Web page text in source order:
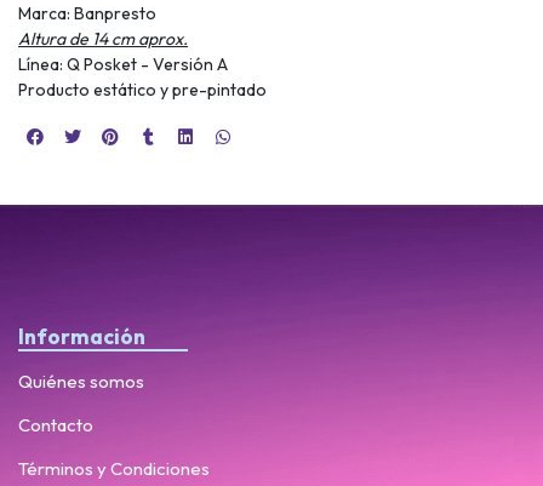
Marca: Banpresto
Altura de 14 cm aprox.
Línea: Q Posket - Versión A
Producto estático y pre-pintado
Información
Quiénes somos
Contacto
Términos y Condiciones